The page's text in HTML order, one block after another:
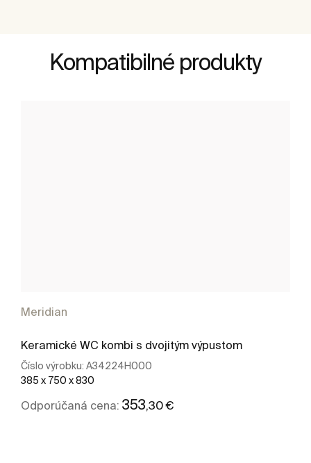
Kompatibilné produkty
Meridian
Keramické WC kombi s dvojitým výpustom
Číslo výrobku: A34224H000
385 x 750 x 830
Odporúčaná cena: 353,30 €